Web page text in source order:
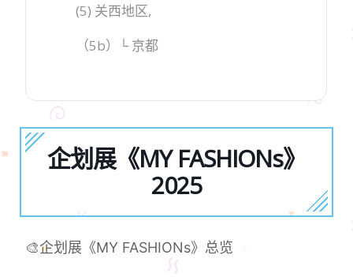
(5) 关西地区,
（5b）└ 京都
企划展《MY FASHIONs》
2025
🎨企划展《MY FASHIONs》总览